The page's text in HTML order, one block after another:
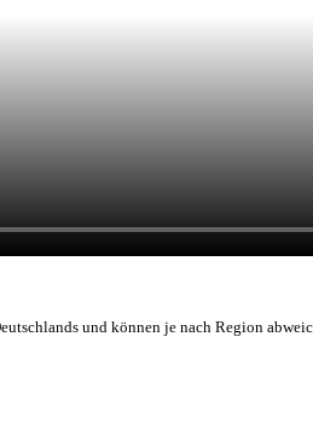
und können je nach Region